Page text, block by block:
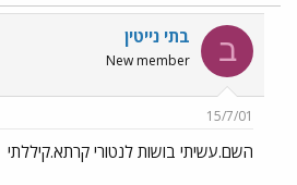
ב בתי נייטין
New member
15/7/01
השם.עשיתי בושות לנטורי קרתא.קיללתי